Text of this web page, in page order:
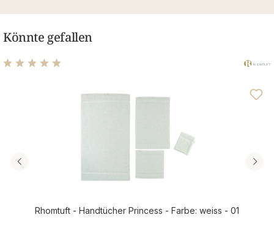
Könnte gefallen
Rhomtuft - Handtücher Princess - Farbe: weiss - 01